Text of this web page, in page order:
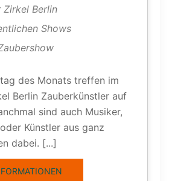
Zirkel Berlin
Shows
des Monats treffen im
Berlin Zauberkünstler auf
sind auch Musiker,
Künstler aus ganz
dabei. [...]